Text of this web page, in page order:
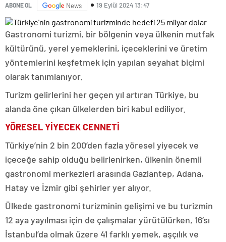
ABONE OL News 19 Eylül 2024 13:47
Gastronomi turizmi, bir bölgenin veya ülkenin mutfak
kültürünü, yerel yemeklerini, içeceklerini ve üretim
yöntemlerini keşfetmek için yapılan seyahat biçimi
olarak tanımlanıyor.
Turizm gelirlerini her geçen yıl artıran Türkiye, bu
alanda öne çıkan ülkelerden biri kabul ediliyor.
YÖRESEL YİYECEK CENNETİ
Türkiye’nin 2 bin 200’den fazla yöresel yiyecek ve
içeceğe sahip olduğu belirlenirken, ülkenin önemli
gastronomi merkezleri arasında Gaziantep, Adana,
Hatay ve İzmir gibi şehirler yer alıyor.
Ülkede gastronomi turizminin gelişimi ve bu turizmin
12 aya yayılması için de çalışmalar yürütülürken, 16’sı
İstanbul’da olmak üzere 41 farklı yemek, aşçılık ve